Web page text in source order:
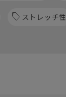
ストレッチ性